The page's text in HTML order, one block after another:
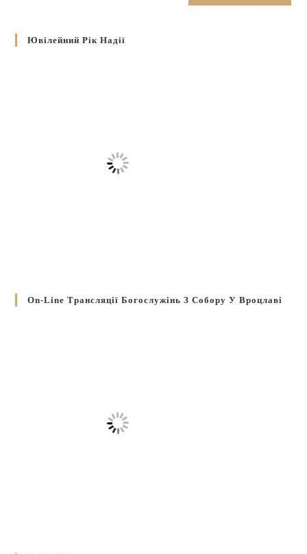
Ювілейний Рік Надії
On-Line Трансляції Богослужінь З Собору У Вроцлаві